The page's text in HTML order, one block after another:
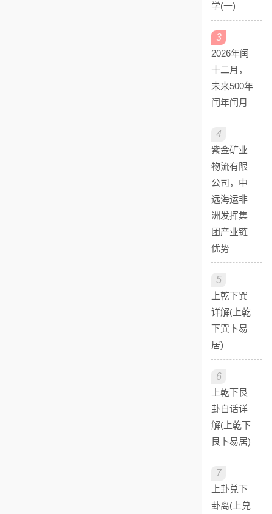
学(一)
3
2026年闰
十二月，
未来500年
闰年闰月
4
紫金矿业
物流有限
公司，中
远海运非
洲发挥集
团产业链
优势
5
上乾下巽
详解(上乾
下巽卜易
居)
6
上乾下艮
卦白话详
解(上乾下
艮卜易居)
7
上卦兑下
卦离(上兑